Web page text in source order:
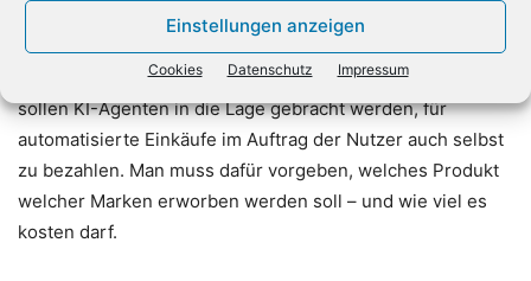
Einstellungen anzeigen
Cookies Datenschutz Impressum
kompatibel sein sollten.
Mit einem bei Google entwickelten technischen Protokoll
sollen KI-Agenten in die Lage gebracht werden, für
automatisierte Einkäufe im Auftrag der Nutzer auch selbst
zu bezahlen. Man muss dafür vorgeben, welches Produkt
welcher Marken erworben werden soll – und wie viel es
kosten darf.